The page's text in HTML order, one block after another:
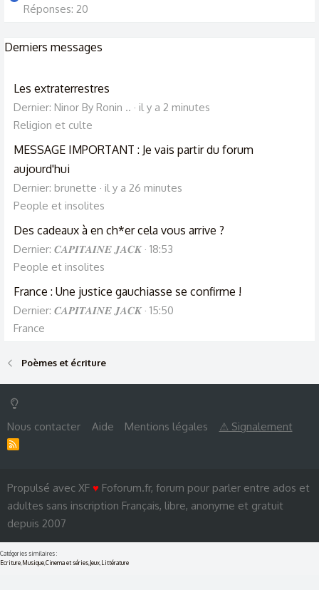
Réponses: 20
Derniers messages
Les extraterrestres
Dernier: Ninor By Ronin ..
il y a 2 minutes
Religion et culte
MESSAGE IMPORTANT : Je vais partir du forum
aujourd'hui
Dernier: brunette
il y a 26 minutes
People et insolites
Des cadeaux à en ch*er cela vous arrive ?
Dernier: 𝑪𝑨𝑷𝑰𝑻𝑨𝑰𝑵𝑬 𝑱𝑨𝑪𝑲 18:53
People et insolites
France : Une justice gauchiasse se confirme !
Dernier: 𝑪𝑨𝑷𝑰𝑻𝑨𝑰𝑵𝑬 𝑱𝑨𝑪𝑲 15:50
France
Poèmes et écriture
Nous contacter Aide Mentions légales ⚠ Signalement
Propulsé avec XF ♥ Foforum.fr, forum pour parler entre ados et
adultes sans inscription Français, libre, anonyme et gratuit
depuis 2007
Catégories similaires :
Ecriture Musique Cinema et séries Jeux Littérature